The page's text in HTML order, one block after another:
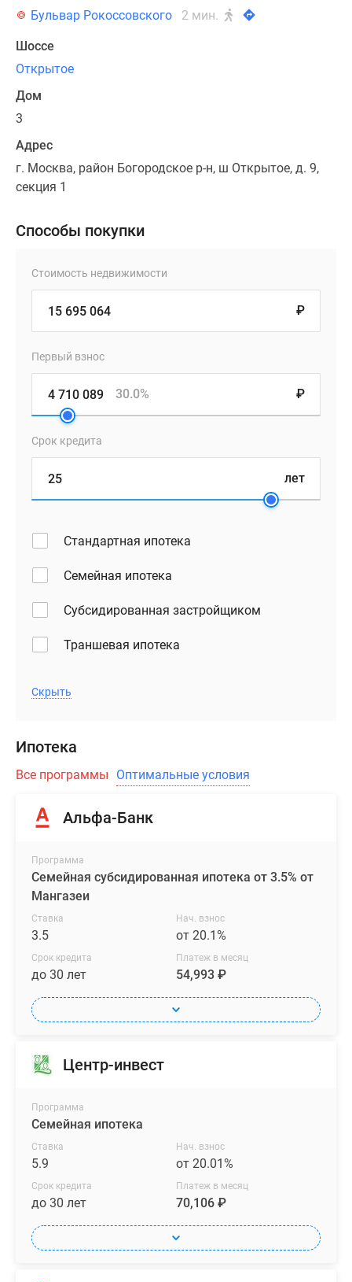
Бульвар Рокоссовского
2 мин.
Шоссе
Открытое
Дом
3
Адрес
г. Москва, район Богородское р-н, ш Открытое, д. 9,
секция 1
Способы покупки
Стоимость недвижимости
₽
Первый взнос
₽
30.0%
Срок кредита
лет
Стандартная ипотека
Семейная ипотека
Субсидированная застройщиком
Траншевая ипотека
Скрыть
Ипотека
Все программы Оптимальные условия
Альфа-Банк
Программа
Семейная субсидированная ипотека от 3.5% от
Мангазеи
Ставка
3.5
Нач. взнос
от 20.1%
Срок кредита
до 30 лет
Платеж в месяц
54,993 ₽
Центр-инвест
Программа
Семейная ипотека
Ставка
5.9
Нач. взнос
от 20.01%
Срок кредита
до 30 лет
Платеж в месяц
70,106 ₽